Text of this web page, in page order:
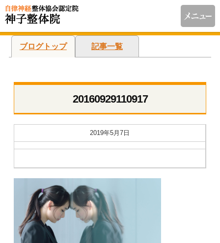
ブログトップ 記事一覧
20160929110917
2019年5月7日